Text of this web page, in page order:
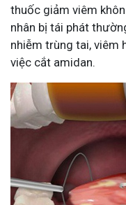
thuốc giảm viêm
nhân bị tái phát
nhiễm trùng tai, viêm
việc cắt amidan.